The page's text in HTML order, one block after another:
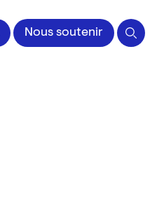
Nous soutenir